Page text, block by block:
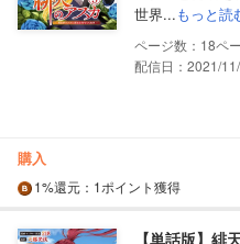
世界...もっと読
18
配信日：2021/
購入
1%還元 ：1ポイント獲得
【単話版】緋